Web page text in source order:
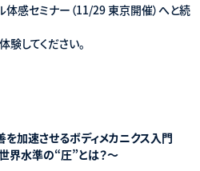
体感セミナー（11/29 東京開催）へと続
してください。
を加速させるボディメカニクス入門
界水準の“圧”とは？～